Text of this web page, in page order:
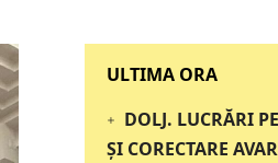
‎‎‎‎‎‎‎ULTIMA ORA
DOLJ. LUCRĂRI
ȘI CORECTARE